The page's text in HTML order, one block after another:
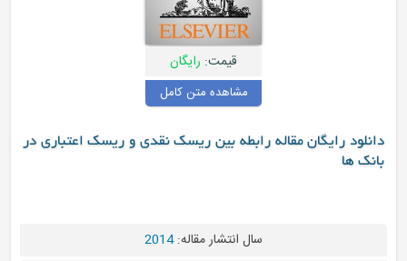
مشاهده متن کامل
مقاله رابطه بین ریسک نقدی و ریسک اعتباری در
سال انتشار مقاله:2014